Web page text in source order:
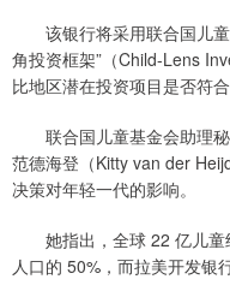
该银行将采用联合国儿童
角投资框架”（Child-Lens
比地区潜在投资项目是否符
联合国儿童基金会助理秘
范德海登（Kitty van der
决策对年轻一代的影响。
她指出，全球 22 亿儿童
人口的 50%，而拉美开发银